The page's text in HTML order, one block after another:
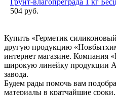
504 руб.
Купить «Герметик
другую продукцию
интернет магазине. Компания
широкую линейку продукции
завода.
Будем рады помочь вам
материалы в кратчайшие сроки.